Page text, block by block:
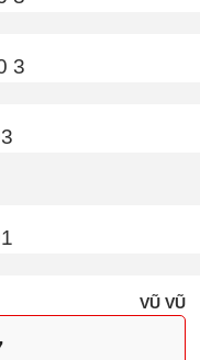
VŨ VŨ